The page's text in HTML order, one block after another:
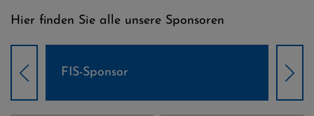
Hier finden Sie alle unsere Sponsoren
Weltcup-Sponsoren Damen